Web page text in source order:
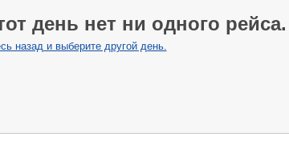
день нет ни одного рейса.
назад и выберите другой день.